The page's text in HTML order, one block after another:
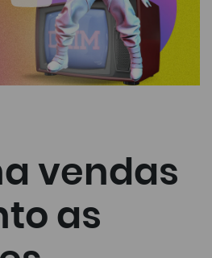
vendas
as